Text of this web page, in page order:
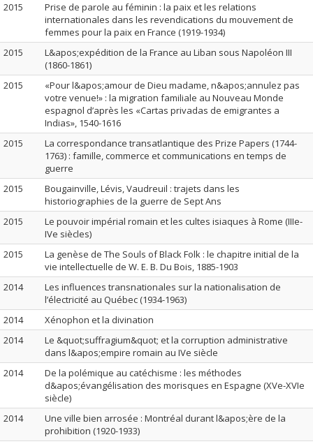
2015
Prise de parole au féminin : la paix et les relations
internationales dans les revendications du mouvement de
femmes pour la paix en France (1919-1934)
2015
L&apos;expédition de la France au Liban sous Napoléon III
(1860-1861)
2015
«Pour l&apos;amour de Dieu madame, n&apos;annulez pas
votre venue!» : la migration familiale au Nouveau Monde
espagnol d’après les «Cartas privadas de emigrantes a
Indias», 1540-1616
2015
La correspondance transatlantique des Prize Papers (1744-
1763) : famille, commerce et communications en temps de
guerre
2015
Bougainville, Lévis, Vaudreuil : trajets dans les
historiographies de la guerre de Sept Ans
2015
Le pouvoir impérial romain et les cultes isiaques à Rome (IIIe-
IVe siècles)
2015
La genèse de The Souls of Black Folk : le chapitre initial de la
vie intellectuelle de W. E. B. Du Bois, 1885-1903
2014
Les influences transnationales sur la nationalisation de
l’électricité au Québec (1934-1963)
2014
Xénophon et la divination
2014
Le &quot;suffragium&quot; et la corruption administrative
dans l&apos;empire romain au IVe siècle
2014
De la polémique au catéchisme : les méthodes
d&apos;évangélisation des morisques en Espagne (XVe-XVIe
siècle)
2014
Une ville bien arrosée : Montréal durant l&apos;ère de la
prohibition (1920-1933)